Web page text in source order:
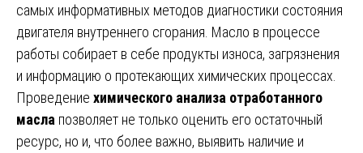
самых информативных методов диагностики состояния
двигателя внутреннего сгорания. Масло в процессе
работы собирает в себе продукты износа, загрязнения
и информацию о протекающих химических процессах.
Проведение химического анализа отработанного
масла позволяет не только оценить его остаточный
ресурс, но и, что более важно, выявить наличие и